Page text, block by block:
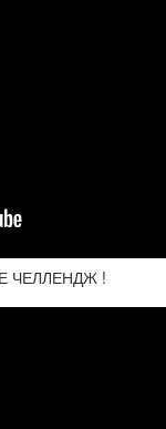
ЧЕЛЛЕНДЖ !